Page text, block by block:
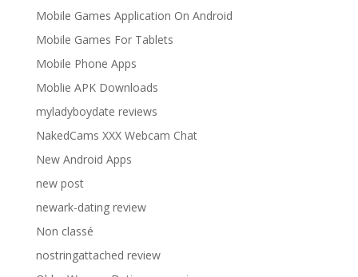
Mobile Games Application On Android
Mobile Games For Tablets
Mobile Phone Apps
Moblie APK Downloads
myladyboydate reviews
NakedCams XXX Webcam Chat
New Android Apps
new post
newark-dating review
Non classé
nostringattached review